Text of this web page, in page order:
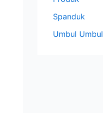
Spanduk
Umbul Umbul